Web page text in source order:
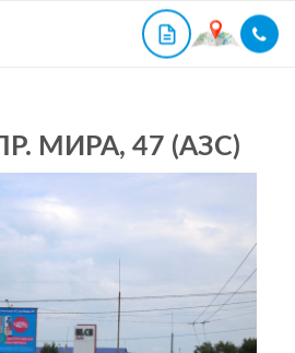
МИРА, 47 (АЗС)